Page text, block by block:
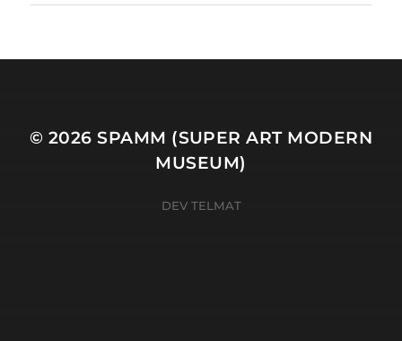
© 2026SPAMM (SUPER ART MODERN
MUSEUM)
DEV TELMAT